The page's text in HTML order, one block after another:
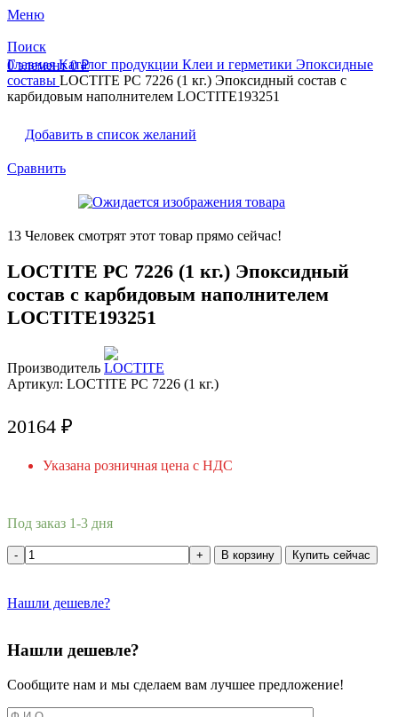
Меню
Поиск
0элемент 0₽
ГлавнаяКаталог продукции Клеи и герметики Эпоксидные
составы LOCTITE PC 7226 (1 кг.) Эпоксидный состав с
карбидовым наполнителем LOCTITE193251
Добавить в список желаний
Сравнить
13 Человек смотрят этот товар прямо сейчас!
LOCTITE PC 7226 (1 кг.) Эпоксидный
состав с карбидовым наполнителем
LOCTITE193251
Производитель
Артикул: LOCTITE PC 7226 (1 кг.)
20164 ₽
Указана розничная цена с НДС
Под заказ 1-3 дня
В корзину Купить сейчас
Нашли дешевле?
Нашли дешевле?
Сообщите нам и мы сделаем вам лучшее предложение!